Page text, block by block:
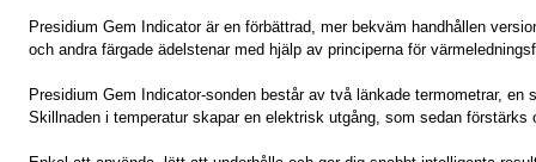
Presidium Gem Indicator är en förbättrad, mer bekväm handhållen
och andra färgade ädelstenar med hjälp av principerna för
Presidium Gem Indicator-sonden består av två länkade termometrar,
Skillnaden i temperatur skapar en elektrisk utgång, som sedan